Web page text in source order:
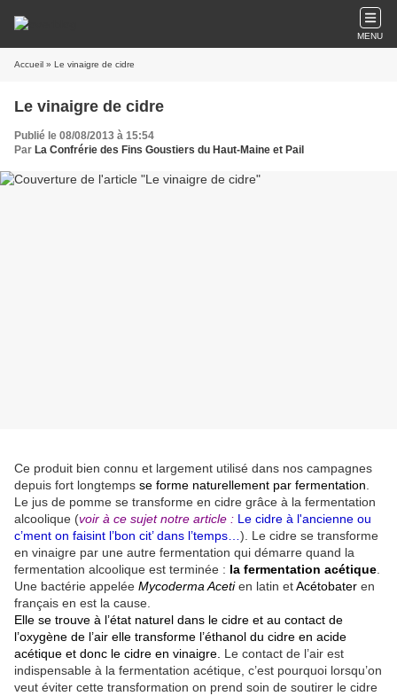
MENU
Accueil » Le vinaigre de cidre
Le vinaigre de cidre
Publié le 08/08/2013 à 15:54
Par La Confrérie des Fins Goustiers du Haut-Maine et Pail
Ce produit bien connu et largement utilisé dans nos campagnes
depuis fort longtemps se forme naturellement par fermentation
Le jus de pomme se transforme en cidre grâce à la fermentation
alcoolique (voir à ce sujet notre article : Le cidre à l'ancienne ou
c’ment on faisint l’bon cit’ dans l’temps… ). Le cidre se transforme
en vinaigre par une autre fermentation qui démarre quand la
fermentation alcoolique est terminée : la fermentation acétique
Une bactérie appelée Mycoderma Acetien latin etAcétobater en
français en est la cause.
Elle se trouve à l’état naturel dans le cidre et au contact de
l’oxygène de l’air elle transforme l’éthanol du cidre en acide
acétique et donc le cidre en vinaigre. Le contact de l’air est
indispensable à la fermentation acétique, c’est pourquoi lorsqu’on
veut éviter cette transformation on prend soin de soutirer le cidre